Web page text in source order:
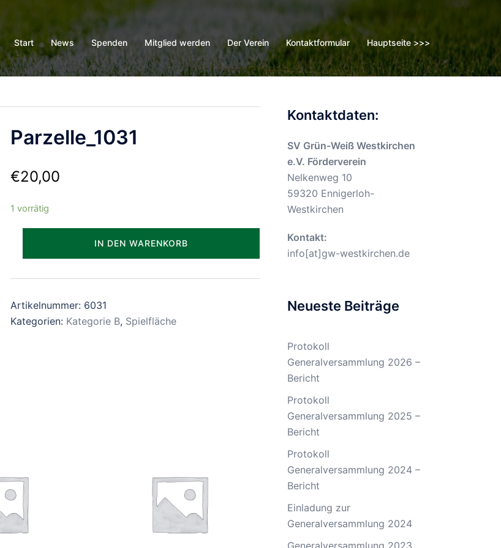
Start News Spenden Mitglied werden Der Verein Kontaktformular Hauptseite >>>
Parzelle_1031
€20,00
1 vorrätig
IN DEN WARENKORB
Artikelnummer: 6031
Kategorien: Kategorie B, Spielfläche
Kontaktdaten:
SV Grün-Weiß Westkirchen
e.V. Förderverein
Nelkenweg 10
59320 Ennigerloh-
Westkirchen
Kontakt:
info[at]gw-westkirchen.de
Neueste Beiträge
Protokoll
Generalversammlung 2026 –
Bericht
Protokoll
Generalversammlung 2025 –
Bericht
Protokoll
Generalversammlung 2024 –
Bericht
Einladung zur
Generalversammlung 2024
Generalversammlung 2023